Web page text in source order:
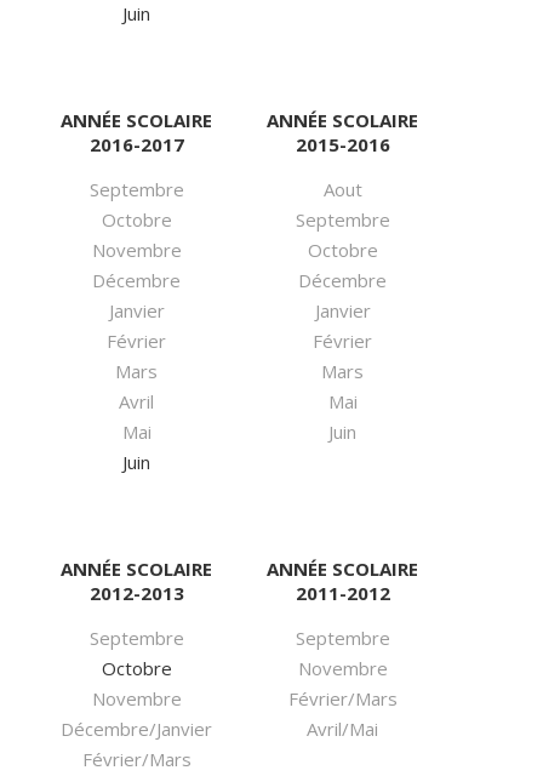
Juin
ANNÉE SCOLAIRE
2016-2017
Septembre
Octobre
Novembre
Décembre
Janvier
Février
Mars
Avril
Mai
Juin
ANNÉE SCOLAIRE
2015-2016
Aout
Septembre
Octobre
Décembre
Janvier
Février
Mars
Mai
Juin
ANNÉE SCOLAIRE
2012-2013
Septembre
Octobre
Novembre
Décembre/Janvier
Février/Mars
ANNÉE SCOLAIRE
2011-2012
Septembre
Novembre
Février/Mars
Avril/Mai